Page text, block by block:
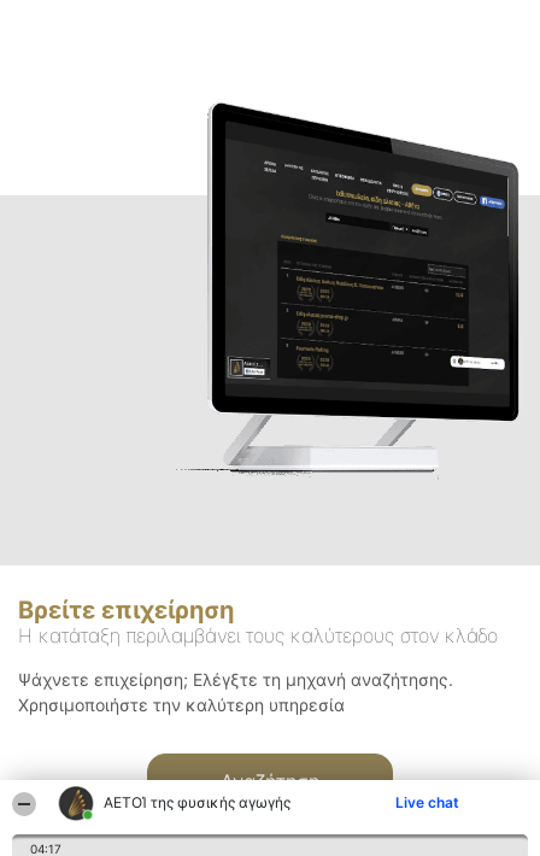
ΑΕΤΟΊ της φυσικής αγωγής Live chat
04:17
Βρείτε επιχείρηση
Η κατάταξη περιλαμβάνει τους καλύτερους στον κλάδο
Ψάχνετε επιχείρηση; Ελέγξτε τη μηχανή αναζήτησης.
Χρησιμοποιήστε την καλύτερη υπηρεσία
Αναζήτηση